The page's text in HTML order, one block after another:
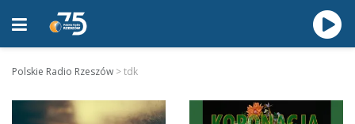
Polskie Radio Rzeszów >tdk